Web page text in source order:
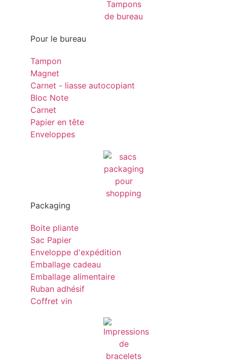
Pour le bureau
Tampon
Magnet
Carnet - liasse autocopiant
Bloc Note
Carnet
Papier en tête
Enveloppes
Packaging
Boite pliante
Sac Papier
Enveloppe d'expédition
Emballage cadeau
Emballage alimentaire
Ruban adhésif
Coffret vin